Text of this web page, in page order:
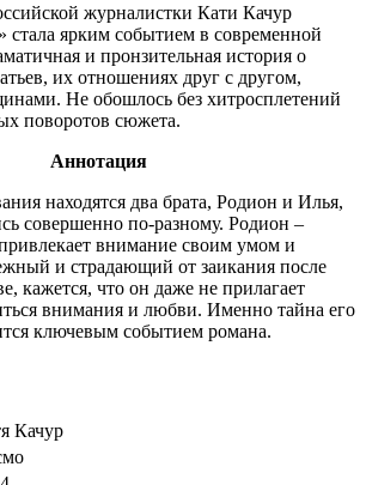
журналистки Кати Качур
ярким событием в современной
и пронзительная история о
их отношениях друг с другом,
Не обошлось без хитросплетений
поворотов сюжета.
Аннотация
находятся два брата, Родион и Илья,
совершенно по-разному. Родион ‒
внимание своим умом и
и страдающий от заикания после
кажется, что он даже не прилагает
внимания и любви. Именно тайна его
ключевым событием романа.
Качур